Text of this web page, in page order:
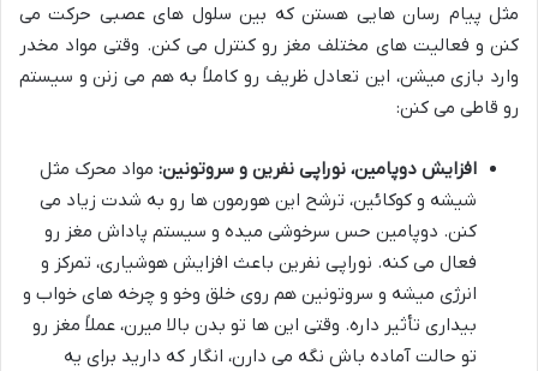
مثل پیام رسان هایی هستن که بین سلول های عصبی حرکت می
کنن و فعالیت های مختلف مغز رو کنترل می کنن. وقتی مواد مخدر
وارد بازی میشن، این تعادل ظریف رو کاملاً به هم می زنن و سیستم
رو قاطی می کنن:
افزایش دوپامین، نوراپی نفرین و سروتونین: مواد محرک مثل
شیشه و کوکائین، ترشح این هورمون ها رو به شدت زیاد می
کنن. دوپامین حس سرخوشی میده و سیستم پاداش مغز رو
فعال می کنه. نوراپی نفرین باعث افزایش هوشیاری، تمرکز و
انرژی میشه و سروتونین هم روی خلق وخو و چرخه های خواب و
بیداری تأثیر داره. وقتی این ها تو بدن بالا میرن، عملاً مغز رو
تو حالت آماده باش نگه می دارن، انگار که دارید برای یه